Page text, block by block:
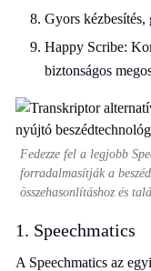
Gyors kézbesítés,
Happy Scribe:
biztonságos
Fedezze fel a legjobb
forradalmasítják a
összehasonlításhoz és
1. Speechmatics
A Speechmatics az